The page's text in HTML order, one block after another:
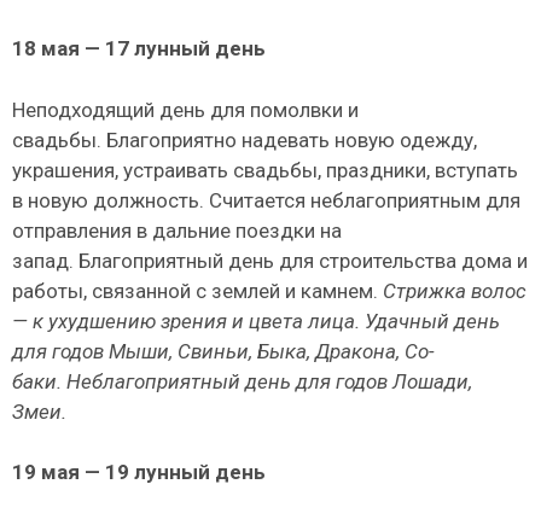
18 мая — 17 лунный день
Неподходящий день для помолвки и
свадьбы. Благоприятно надевать новую одежду,
укра­шения, устраивать свадьбы, праздники, вступать
в новую должность. Считается неблагоприятным для
отправления в дальние поездки на
запад. Благоприятный день для строительства дома и
работы, связанной с землей и камнем. Стрижка волос
— к ухудшению зрения и цвета лица. Удачный день
для годов Мыши, Свиньи, Быка, Дракона, Со­
баки. Неблагоприятный день для годов Лошади,
Змеи.
19 мая — 19 лунный день